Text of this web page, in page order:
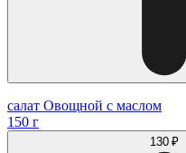
салат Овощной с маслом
150 г
130 ₽